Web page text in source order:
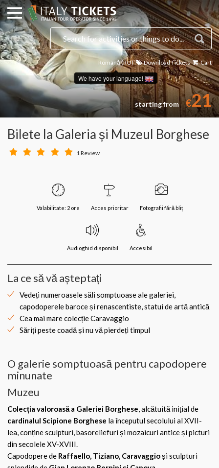
Română (RO)
We have your language!
Download Tickets Cart
starting from €21
Bilete la Galeria și Muzeul Borghese
1 Review
Valabilitate: 2 ore Acces prioritar Fotografii fără bliț
Audioghid disponibil Accesibil
La ce să vă așteptați
Vedeți numeroasele săli somptuoase ale galeriei,
capodoperele baroce și renascentiste, statui de artă antică
Cea mai mare colecție Caravaggio
Săriți peste coadă și nu vă pierdeți timpul
O galerie somptuoasă pentru capodopere
minunate
Muzeu
Colecția valoroasă a Galeriei Borghese, alcătuită inițial de
cardinalul Scipione Borghese la începutul secolului al XVII-
lea, conține sculpturi, basoreliefuri și mozaicuri antice și picturi
din secolele XV-XVIII.
Capodopere de Raffaello, Tiziano, Caravaggioși sculpturi